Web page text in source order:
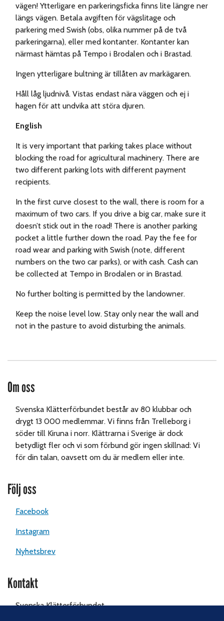
vägen! Ytterligare en parkeringsficka finns lite längre ner
längs vägen. Betala avgiften för vägslitage och
parkering med Swish (obs, olika nummer på de två
parkeringarna), eller med kontanter. Kontanter kan
närmast hämtas på Tempo i Brodalen och i Brastad.
Ingen ytterligare bultning är tillåten av markägaren.
Håll låg ljudnivå. Vistas endast nära väggen och ej i
hagen för att undvika att störa djuren.
English
It is very important that parking takes place without
blocking the road for agricultural machinery. There are
two different parking lots with different payment
recipients.
In the first curve closest to the wall, there is room for a
maximum of two cars. If you drive a big car, make sure it
doesn’t stick out in the road! There is another parking
pocket a little further down the road. Pay the fee for
road wear and parking with Swish (note, different
numbers on the two car parks), or with cash. Cash can
be collected at Tempo in Brodalen or in Brastad.
No further bolting is permitted by the landowner.
Keep the noise level low. Stay only near the wall and
not in the pasture to avoid disturbing the animals.
Om oss
Svenska Klätterförbundet består av 80 klubbar och
drygt 13 000 medlemmar. Vi finns från Trelleborg i
söder till Kiruna i norr. Klättrarna i Sverige är dock
betydligt fler och vi som förbund gör ingen skillnad: Vi
för din talan, oavsett om du är medlem eller inte.
Följ oss
Facebook
Instagram
Nyhetsbrev
Kontakt
Svenska Klätterförbundet